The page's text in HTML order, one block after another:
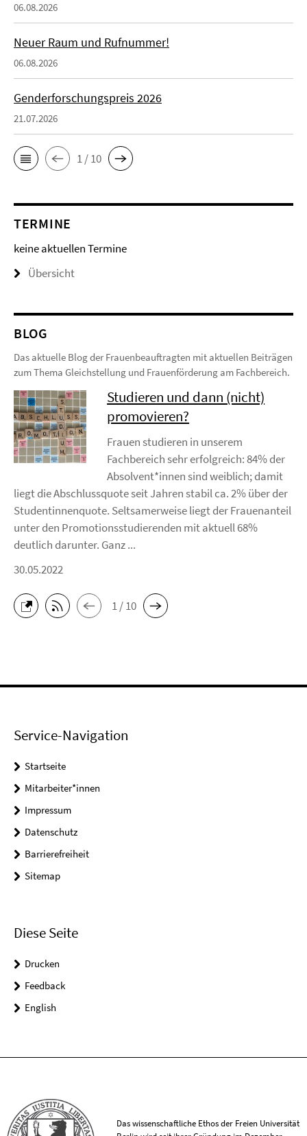
06.08.2026
Neuer Raum und Rufnummer!
06.08.2026
Genderforschungspreis 2026
21.07.2026
1 / 10
TERMINE
keine aktuellen Termine
Übersicht
BLOG
Das aktuelle Blog der Frauenbeauftragten mit aktuellen Beiträgen
zum Thema Gleichstellung und Frauenförderung am Fachbereich.
Studieren und dann (nicht)
promovieren?
Frauen studieren in unserem
Fachbereich sehr erfolgreich: 84% der
Absolvent*innen sind weiblich; damit
liegt die Abschlussquote seit Jahren stabil ca. 2% über der
Studentinnenquote. Seltsamerweise liegt der Frauenanteil
unter den Promotionsstudierenden mit aktuell 68%
deutlich darunter. Ganz ...
30.05.2022
1 / 10
Service-Navigation
Startseite
Mitarbeiter*innen
Impressum
Datenschutz
Barrierefreiheit
Sitemap
Diese Seite
Drucken
Feedback
English
Das wissenschaftliche Ethos der Freien Universität